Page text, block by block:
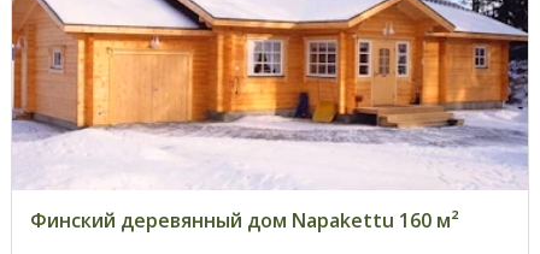
Финский деревянный дом Napakettu 160 м²